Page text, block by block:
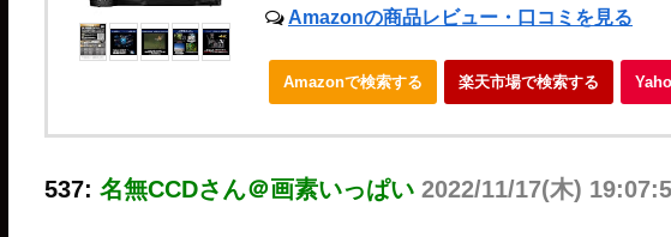
Amazonの商品レビュー・口コミを見る
Amazonで検索する 楽天市場で検索する
537: 名無CCDさん＠画素いっぱい 2022/11/17(木)